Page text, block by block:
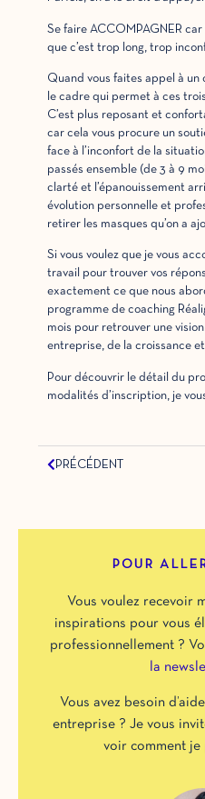
Se faire ACCOMPAGNER
que c’est trop long, trop
Quand vous faites appel à un
le cadre qui permet à ces
C’est plus reposant et
car cela vous procure un
face à l’inconfort de la
passés ensemble (de 3 à 9
clarté et l’épanouissement
évolution personnelle et
retirer les masques qu’on a
Si vous voulez que je vous
travail pour trouver vos
exactement ce que nous
programme de coaching
mois pour retrouver une
entreprise, de la croissance
Pour découvrir le détail du
modalités d’inscription, je
PRÉCÉDENT
POUR
Vous voulez recevoir
inspirations pour vous
professionnellement ?
la
Vous avez besoin
entreprise ? Je vous
voir comment je